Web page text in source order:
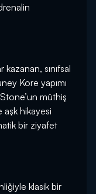
sınıfsal
Kore yapımı
müthiş
hikayesi
bir ziyafet
klasik bir